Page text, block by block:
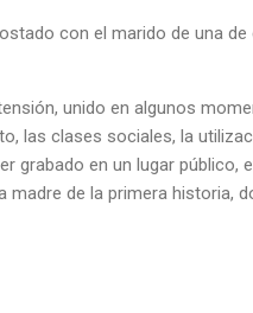
con el marido de una de
unido en algunos
las clases sociales, la
grabado en un lugar público,
de la primera historia,